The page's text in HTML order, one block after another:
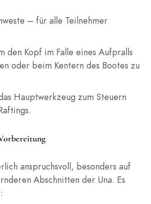
– für alle Teilnehmer
den Kopf im Falle eines Aufpralls
oder beim Kentern des Bootes zu
Hauptwerkzeug zum Steuern
anspruchsvoll, besonders auf
Abschnitten der Una. Es